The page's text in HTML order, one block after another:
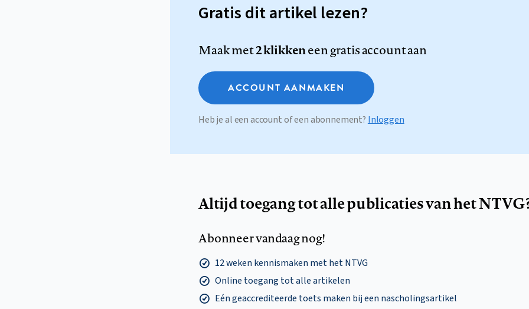
Gratis dit artikel lezen?
Maak met2 klikkeneen gratis account aan
ACCOUNT AANMAKEN
Heb je al een account of een abonnement? Inloggen
Altijd toegang tot alle publicaties van het
Abonneer vandaag nog!
12 weken kennismaken met het NTVG
Online toegang tot alle artikelen
Eén geaccrediteerde toets maken bij een nascholingsartikel